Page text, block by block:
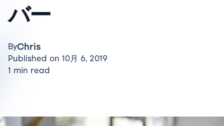
バー
ByChris
Published on 10月 6, 2019
1 min read